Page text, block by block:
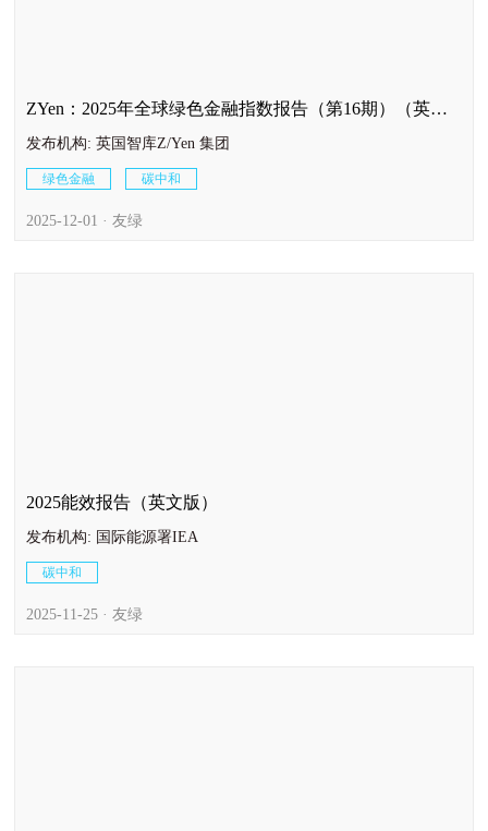
ZYen：2025年全球绿色金融指数报告（第16期）（英文
版）
发布机构: 英国智库Z/Yen 集团
绿色金融 碳中和
2025-12-01 · 友绿
2025能效报告（英文版）
发布机构: 国际能源署IEA
碳中和
2025-11-25 · 友绿